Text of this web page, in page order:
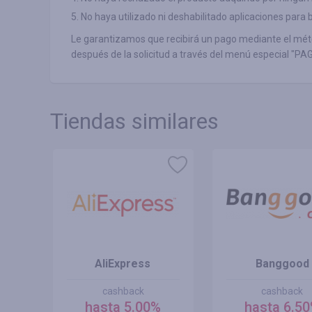
5. No haya utilizado ni deshabilitado aplicaciones para
Le garantizamos que recibirá un pago mediante el
después de la solicitud a través del menú especial
Tiendas similares
AliExpress
cashback
hasta 5.00%
Banggood
cashback
hasta